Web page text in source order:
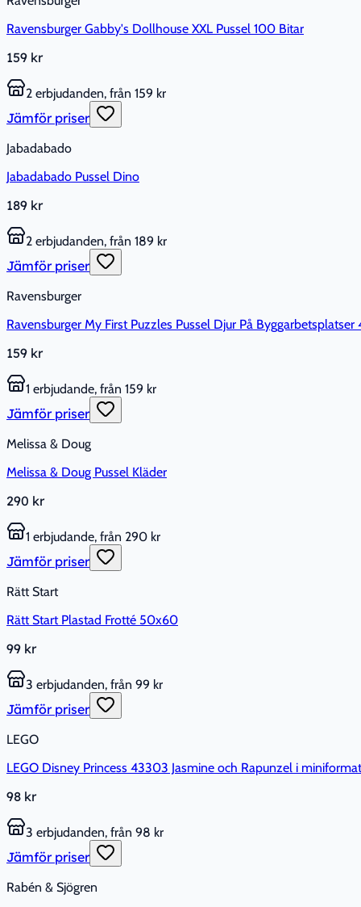
Ravensburger Gabby's Dollhouse XXL Pussel 100 Bitar
159 kr
2 erbjudanden, från 159 kr
Jämför priser
Jabadabado
Jabadabado Pussel Dino
189 kr
2 erbjudanden, från 189 kr
Jämför priser
Ravensburger
Ravensburger My First Puzzles Pussel Djur På Byggarbetsplatser
159 kr
1 erbjudande, från 159 kr
Jämför priser
Melissa & Doug
Melissa & Doug Pussel Kläder
290 kr
1 erbjudande, från 290 kr
Jämför priser
Rätt Start
Rätt Start Plastad Frotté 50x60
99 kr
3 erbjudanden, från 99 kr
Jämför priser
LEGO
LEGO Disney Princess 43303 Jasmine och Rapunzel i miniformat
98 kr
3 erbjudanden, från 98 kr
Jämför priser
Rabén & Sjögren